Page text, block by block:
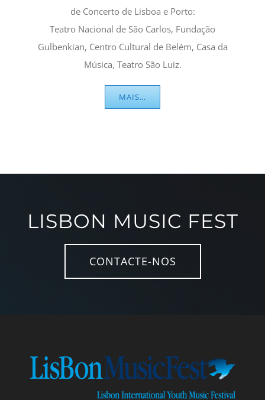
de Concerto de Lisboa e Porto:
Teatro Nacional de São Carlos, Fundação
Gulbenkian, Centro Cultural de Belém, Casa da
Música, Teatro São Luiz.
MAIS…
LISBON MUSIC FEST
CONTACTE-NOS